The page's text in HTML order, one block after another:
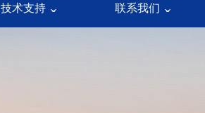
技术支持 联系我们